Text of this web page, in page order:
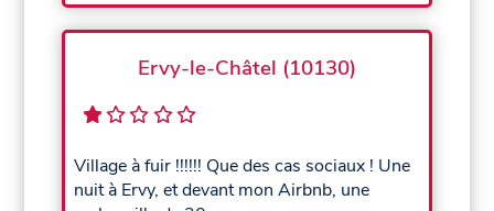
Ervy-le-Châtel (10130)
Village à fuir !!!!!! Que des cas sociaux ! Une
nuit à Ervy, et devant mon Airbnb, une